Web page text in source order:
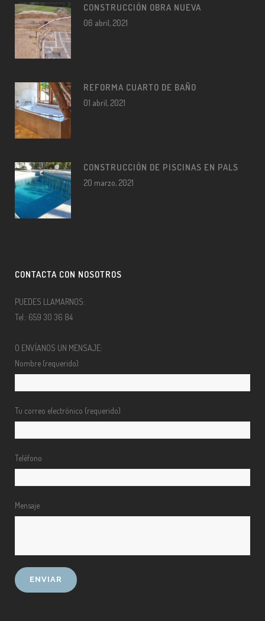
CONSTRUCCIÓN OBRA NUEVA
06 abril, 2021
REFORMA CUARTO DE BAÑO
01 abril, 2021
CONSTRUCCIÓN DE PISCINAS EN PALS
20 marzo, 2021
CONTACTA CON NOSOTROS
PUEDES LLAMARNOS:
Tel.: 659 30 36 84
O ENVÍANOS UN MENSAJE:
Nombre (requerido)
Tu correo electrónico (requerido)
Teléfono
Mensaje